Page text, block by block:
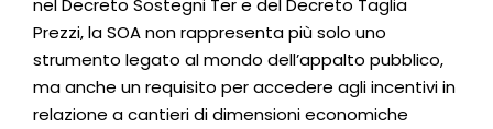
nel Decreto Sostegni Ter e del Decreto Taglia
Prezzi, la SOA non rappresenta più solo uno
strumento legato al mondo dell’appalto pubblico,
ma anche un requisito per accedere agli incentivi in
relazione a cantieri di dimensioni economiche